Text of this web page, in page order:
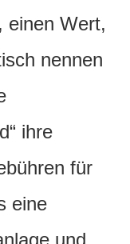
einen Wert,
nennen
ihre
für
eine